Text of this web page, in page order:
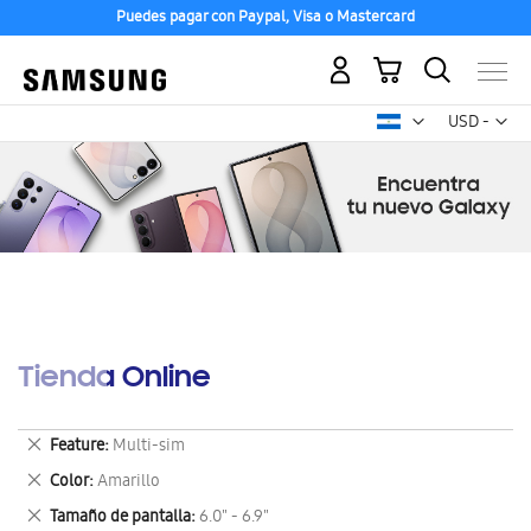
Puedes pagar con Paypal, Visa o Mastercard
USD -
dólar
Mi carrito
Tienda Online
Feature Multi-sim
Eliminar
este
artículo
Color Amarillo
Eliminar
este
Tamaño de pantalla 6.0" - 6.9"
Eliminar